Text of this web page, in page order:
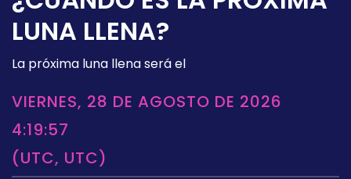
LUNA LLENA?
La próxima luna llena será el
VIERNES, 28 DE AGOSTO DE 2026
4:19:57
(UTC, UTC)